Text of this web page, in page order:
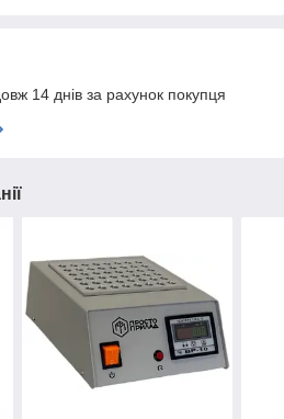
14 днів за рахунок покупця